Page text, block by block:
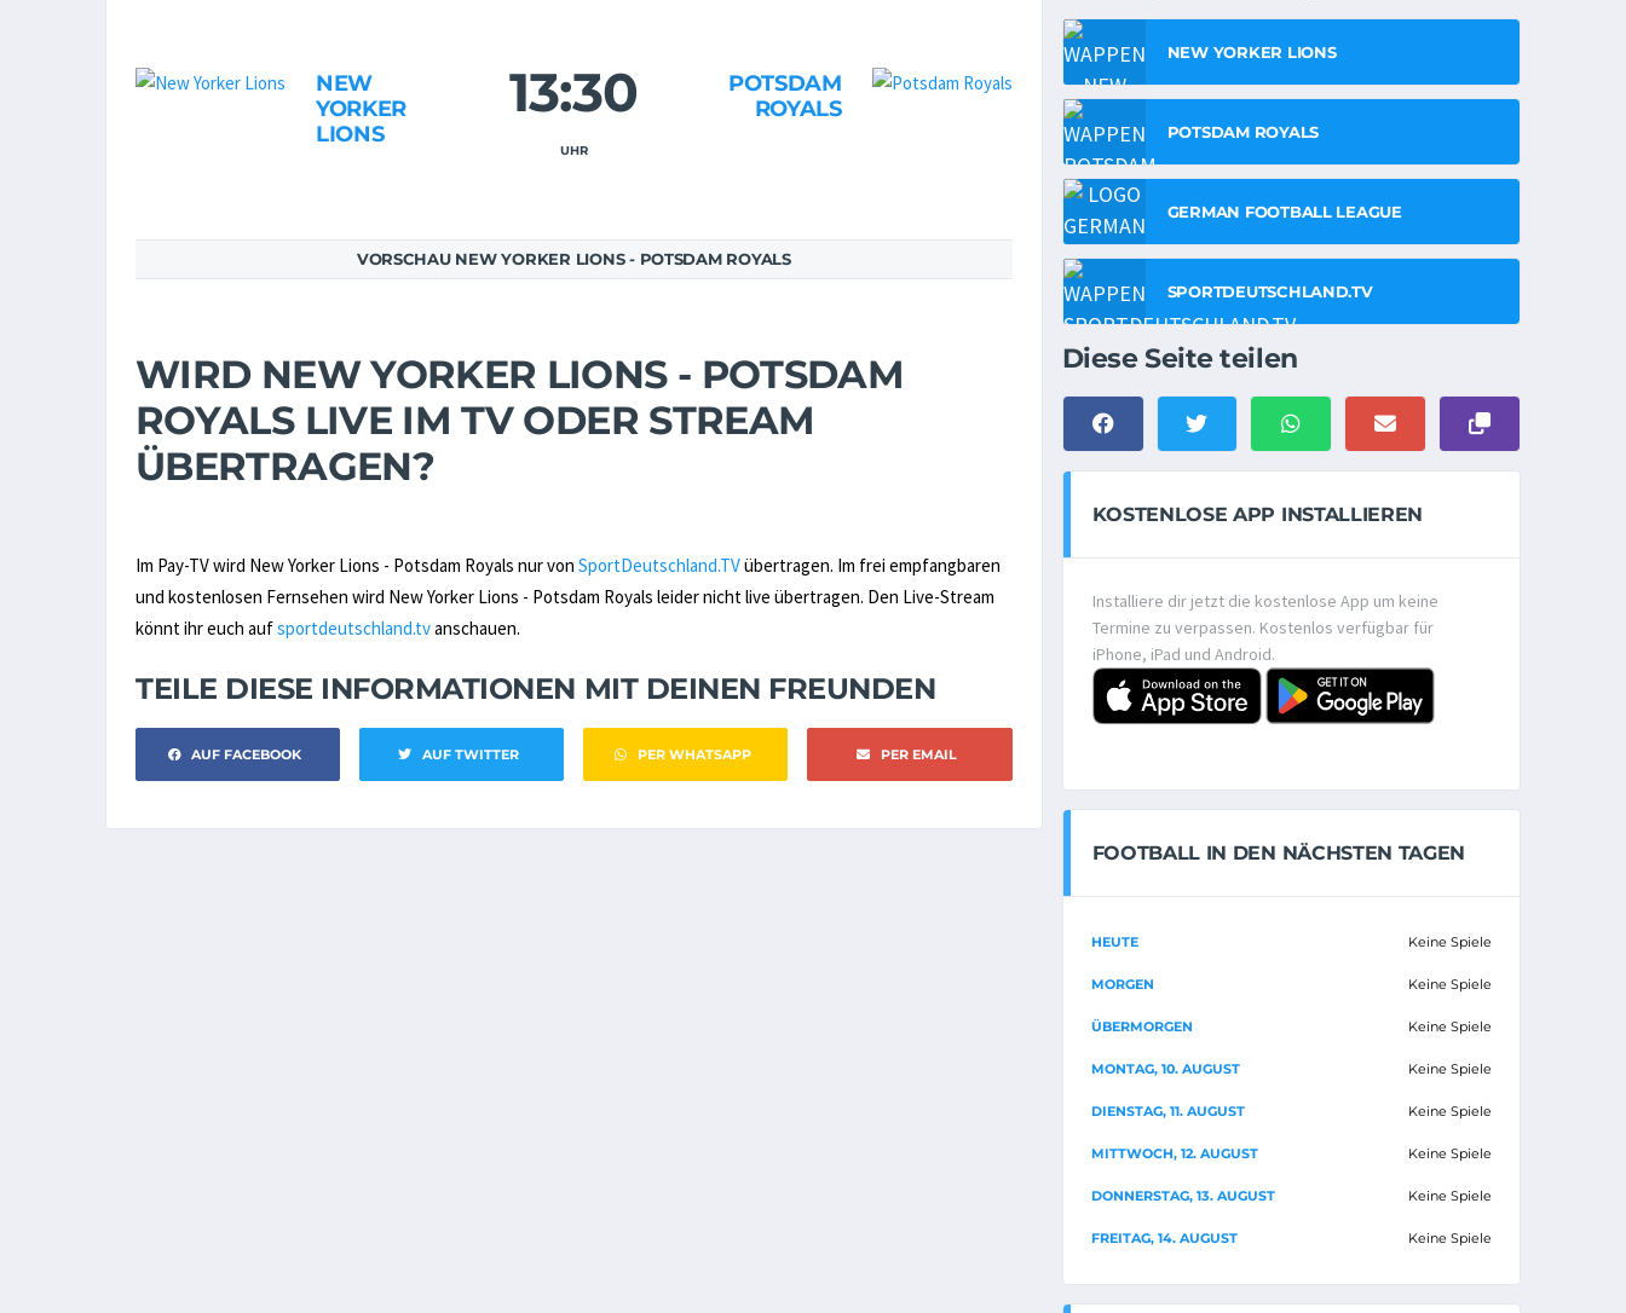
NEW
YORKER
LIONS
13:30
UHR
POTSDAM
ROYALS
VORSCHAU NEW YORKER LIONS - POTSDAM ROYALS
WIRD NEW YORKER LIONS - POTSDAM
ROYALS LIVE IM TV ODER STREAM
ÜBERTRAGEN?
Im Pay-TV wird New Yorker Lions - Potsdam Royals nur von SportDeutschland.TVübertragen. Im frei empfangbaren
und kostenlosen Fernsehen wird New Yorker Lions - Potsdam Royals leider nicht live übertragen. Den Live-Stream
könnt ihr euch aufsportdeutschland.tvanschauen.
TEILE DIESE INFORMATIONEN MIT DEINEN FREUNDEN
AUF FACEBOOK AUF TWITTER PER WHATSAPP PER EMAIL
NEW YORKER LIONS
POTSDAM ROYALS
GERMAN FOOTBALL LEAGUE
SPORTDEUTSCHLAND.TV
Diese Seite teilen
KOSTENLOSE APP INSTALLIEREN
Installiere dir jetzt die kostenlose App um keine
Termine zu verpassen. Kostenlos verfügbar für
iPhone, iPad und Android.
FOOTBALL IN DEN NÄCHSTEN TAGEN
HEUTE Keine Spiele
MORGEN Keine Spiele
ÜBERMORGEN Keine Spiele
MONTAG, 10. AUGUST Keine Spiele
DIENSTAG, 11. AUGUST Keine Spiele
MITTWOCH, 12. AUGUST Keine Spiele
DONNERSTAG, 13. AUGUST Keine Spiele
FREITAG, 14. AUGUST Keine Spiele